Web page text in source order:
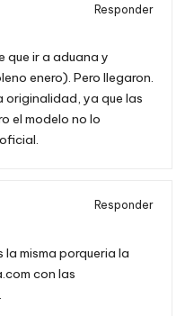
Responder
que ir a aduana y
enero). Pero llegaron.
originalidad, ya que las
el modelo no lo
Responder
misma porqueria la
con las